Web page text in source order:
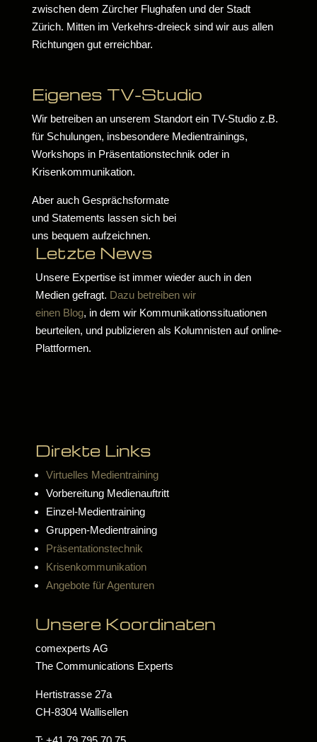
zwischen dem Zürcher Flughafen und der Stadt
Zürich. Mitten im Verkehrs-dreieck sind wir aus allen
Richtungen gut erreichbar.
Eigenes TV-Studio
Wir betreiben an unserem Standort ein TV-Studio z.B.
für Schulungen, insbesondere Medientrainings,
Workshops in Präsentationstechnik oder in
Krisenkommunikation.
Aber auch Gesprächsformate
und Statements lassen sich bei
uns bequem aufzeichnen.
Letzte News
Unsere Expertise ist immer wieder auch in den
Medien gefragt. Dazu betreiben wir
einen Blog, in dem wir Kommunikationssituationen
beurteilen, und publizieren als Kolumnisten auf online-
Plattformen.
Direkte Links
Virtuelles Medientraining
Vorbereitung Medienauftritt
Einzel-Medientraining
Gruppen-Medientraining
Präsentationstechnik
Krisenkommunikation
Angebote für Agenturen
Unsere Koordinaten
comexperts AG
The Communications Experts
Hertistrasse 27a
CH-8304 Wallisellen